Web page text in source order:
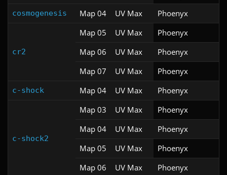
cosmogenesis Map 04 UV Max Phoenyx
cr2
Map 05 UV Max Phoenyx
Map 06
UV Max Phoenyx
Map 07
UV Max Phoenyx
c-shock Map 04 UV Max Phoenyx
c-shock2
Map 03 UV Max Phoenyx
Map 04
UV Max Phoenyx
Map 05
UV Max Phoenyx
Map 06
UV Max Phoenyx